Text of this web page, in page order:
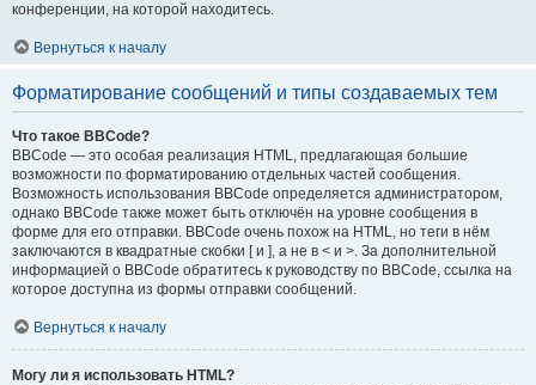
конференции, на которой находитесь.
Вернуться к началу
Форматирование сообщений и типы создаваемых тем
Что такое BBCode?
BBCode — это особая реализация HTML, предлагающая большие
возможности по форматированию отдельных частей сообщения.
Возможность использования BBCode определяется администратором,
однако BBCode также может быть отключён на уровне сообщения в
форме для его отправки. BBCode очень похож на HTML, но теги в нём
заключаются в квадратные скобки [ и ], а не в < и >. За дополнительной
информацией о BBCode обратитесь к руководству по BBCode, ссылка на
которое доступна из формы отправки сообщений.
Вернуться к началу
Могу ли я использовать HTML?